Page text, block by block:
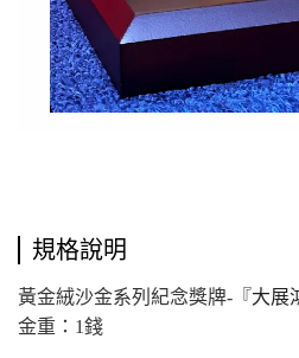
規格說明
黃金絨沙金系列紀念獎牌-『大展
金重：1錢